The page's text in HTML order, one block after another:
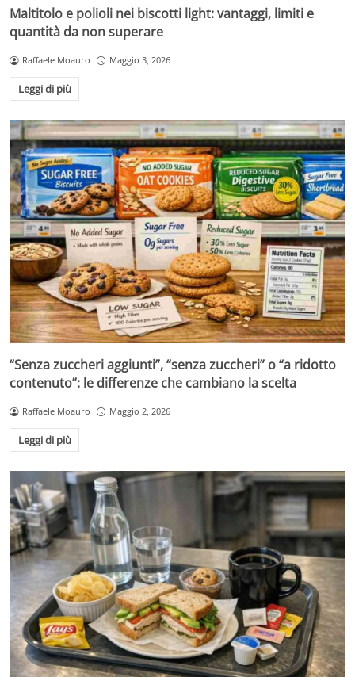
Maltitolo e polioli nei biscotti light: vantaggi, limiti e
quantità da non superare
Raffaele Moauro Maggio 3, 2026
Leggi di più
“Senza zuccheri aggiunti”, “senza zuccheri” o “a ridotto
contenuto”: le differenze che cambiano la scelta
Raffaele Moauro Maggio 2, 2026
Leggi di più